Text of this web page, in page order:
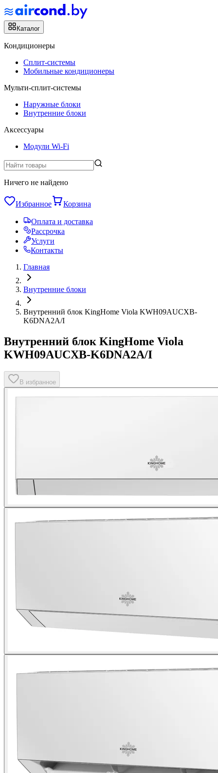
Каталог
Кондиционеры
Сплит-системы
Мобильные кондиционеры
Мульти-сплит-системы
Наружные блоки
Внутренние блоки
Аксессуары
Модули Wi-Fi
Ничего не найдено
Избранное Корзина
Оплата и доставка
Рассрочка
Услуги
Контакты
Главная
Внутренние блоки
Внутренний блок KingHome Viola KWH09AUCXB-
K6DNA2A/I
Внутренний блок KingHome Viola
KWH09AUCXB-K6DNA2A/I
В избранное